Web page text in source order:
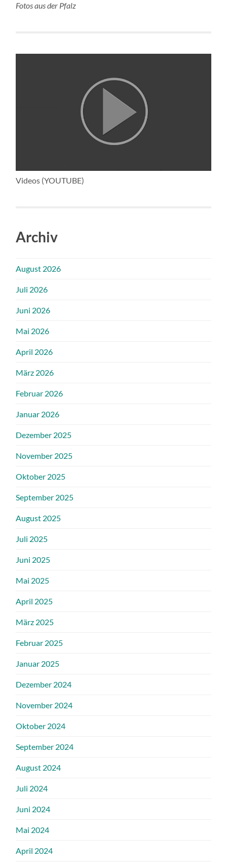
Fotos aus der Pfalz
Videos (YOUTUBE)
Archiv
August 2026
Juli 2026
Juni 2026
Mai 2026
April 2026
März 2026
Februar 2026
Januar 2026
Dezember 2025
November 2025
Oktober 2025
September 2025
August 2025
Juli 2025
Juni 2025
Mai 2025
April 2025
März 2025
Februar 2025
Januar 2025
Dezember 2024
November 2024
Oktober 2024
September 2024
August 2024
Juli 2024
Juni 2024
Mai 2024
April 2024